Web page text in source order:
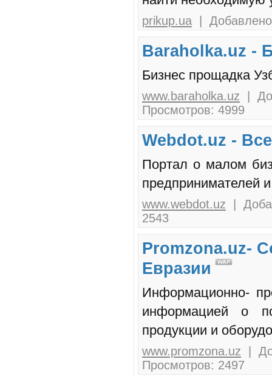
prikup.ua |
Baraholka.uz -
Бизнес прощадка
www.baraholka.uz |
Просмотров: 4999
Webdot.uz -
Портал о малом
предпринимателей
www.webdot.uz |
2543
Promzona.uz-
Евразии
Информационно-
информацией о
продукции и
www.promzona.uz |
Просмотров: 2497